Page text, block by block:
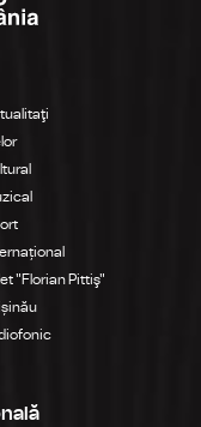
"Florian Pittiş"